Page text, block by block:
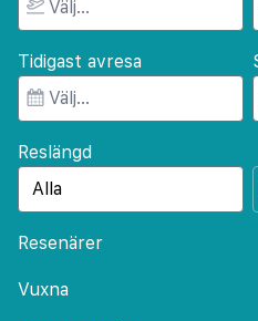
Tidigast avresa
Reslängd
Resenärer
Vuxna